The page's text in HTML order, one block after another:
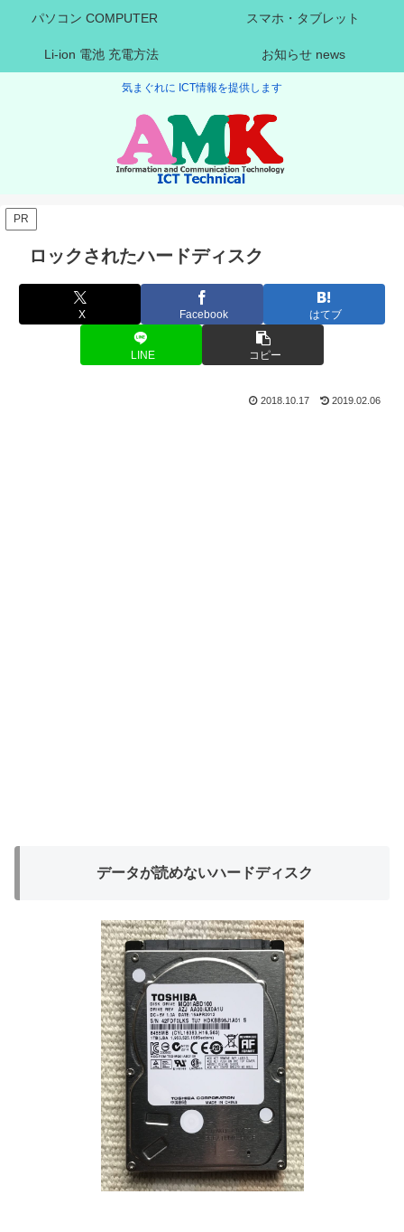
気まぐれに ICT情報を提供します
パソコン COMPUTER スマホ・タブレット
Li-ion 電池 充電方法 お知らせ news
PR
ロックされたハードディスク
X Facebook はてブ
LINE コピー
2018.10.17 2019.02.06
データが読めないハードディスク